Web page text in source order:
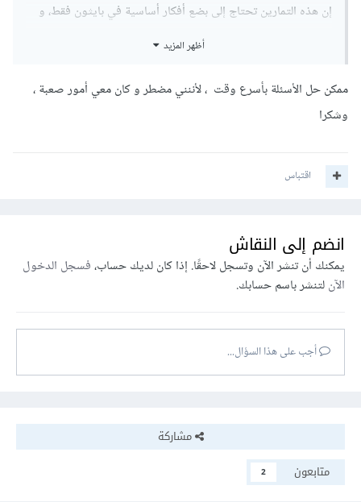
إن هذه التمارين تحتاج إلى بضع أفكار أساسية في بايثون فقط، و
هي العبارات الشرطية، الحلقات التكرارية و العمليات الحسابية.
التي تحدث أثناء التنفيذ.
في حال لم تكن على دراية بما سبق يمكنك الإطلاع على مقالات
أظهر المزيد
ممكن حل الأسئلة بأسرع وقت ، لأننني مضطر و كان معي أمور صعبة ،
وشكرا
اقتباس
انضم إلى النقاش
يمكنك أن تنشر الآن وتسجل لاحقًا. إذا كان لديك حساب،فسجل الدخول
الآنلتنشر باسم حسابك.
أجب على هذا السؤال...
مشاركة
متابعون
2